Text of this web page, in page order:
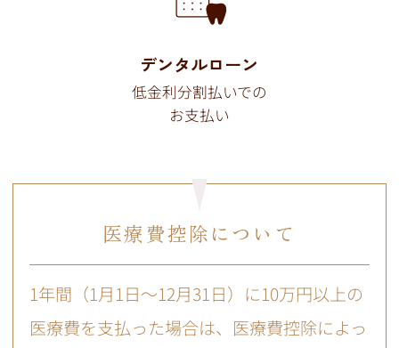
デンタルローン
低金利分割払いでの
お支払い
医療費控除について
1年間（1月1日～12月31日）に10万円以上の
医療費を支払った場合は、医療費控除によっ